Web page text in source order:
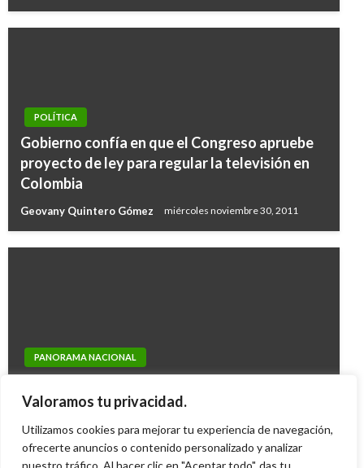
Valoramos tu privacidad.
Utilizamos cookies para mejorar tu experiencia de navegación,
ofrecerte anuncios o contenido personalizado y analizar
nuestro tráfico. Al hacer clic en "Aceptar todo", das tu
POLÍTICA
Gobierno confía en que el Congreso apruebe
proyecto de ley para regular la televisión en
Colombia
Geovany Quintero Gómez miércoles noviembre 30, 2011
PANORAMA NACIONAL
tributaria
Iván Briceño jueves noviembre 27, 2014
POLÍTICA
Critican a Donald Trump por especular sobre
Andres Felipe Gama martes noviembre 8, 2016